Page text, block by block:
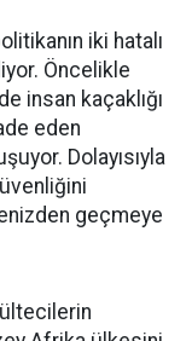
iki hatalı
Öncelikle
insan kaçaklığı
eden
Dolayısıyla
geçmeye